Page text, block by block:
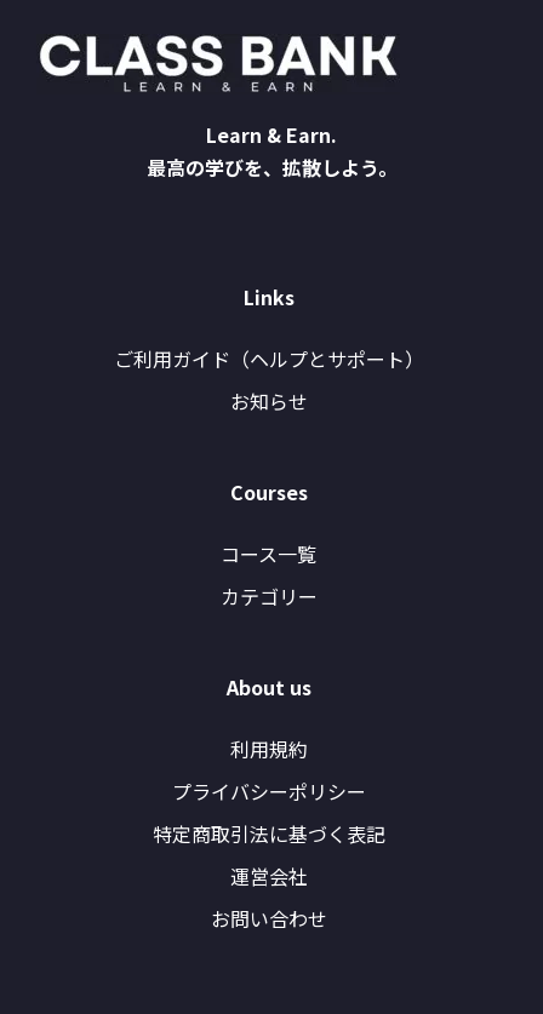
Learn & Earn.
最高の学びを、拡散しよう。
Links
ご利用ガイド（ヘルプとサポート）
お知らせ
Courses
コース一覧
カテゴリー
About us
利用規約
プライバシーポリシー
特定商取引法に基づく表記
運営会社
お問い合わせ